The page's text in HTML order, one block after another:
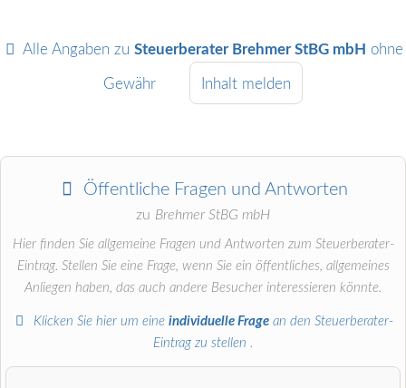
Alle Angaben zuSteuerberater Brehmer StBG mbH ohne
Gewähr Inhalt melden
Öffentliche Fragen und Antworten
zu Brehmer StBG mbH
Hier finden Sie allgemeine Fragen und Antworten zum Steuerberater-
Eintrag. Stellen Sie eine Frage, wenn Sie ein öffentliches, allgemeines
Anliegen haben, das auch andere Besucher interessieren könnte.
Klicken Sie hier um eineindividuelle Frage an den Steuerberater-
Eintrag zu stellen .